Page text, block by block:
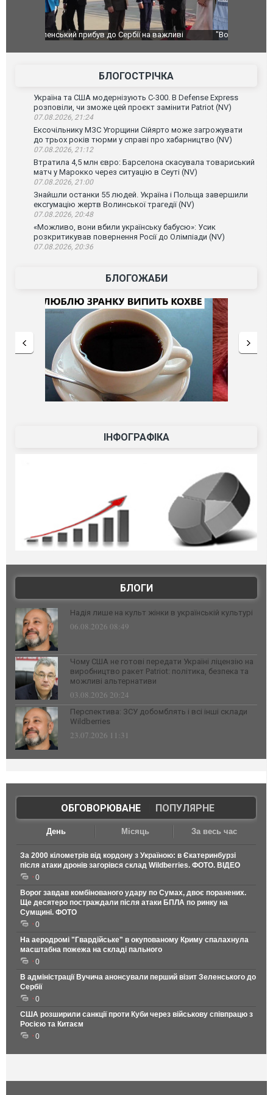
"Вони воюють, самі хочуть воювати, бо дурні": у
зневажливих слів про українських захисників.
В
порт: над
ВІДЕО
БЛОГОСТРІЧКА
Україна та США модернізують С-300. В Defense Express
розповіли, чи зможе цей проєкт замінити Patriot (NV)
07.08.2026, 21:24
Ексочільнику МЗС Угорщини Сійярто може загрожувати
до трьох років тюрми у справі про хабарництво (NV)
07.08.2026, 21:12
Втратила 4,5 млн євро: Барселона скасувала товариський
матч у Марокко через ситуацію в Сеуті (NV)
07.08.2026, 21:00
Знайшли останки 55 людей. Україна і Польща завершили
ексгумацію жертв Волинської трагедії (NV)
07.08.2026, 20:48
«Можливо, вони вбили українську бабусю»: Усик
розкритикував повернення Росії до Олімпіади (NV)
07.08.2026, 20:36
БЛОГОЖАБИ
ІНФОГРАФІКА
БЛОГИ
Надія лише на культ жінки в українській культурі
06.08.2026 08:49
Чому США не готові передати Україні ліцензію на
виробництво ракет Patriot: політика, безпека та
можливі альтернативи
03.08.2026 20:24
Перспектива: ЗСУ добомблять і всі інші склади
Wildberries
23.07.2026 11:31
ОБГОВОРЮВАНЕ| ПОПУЛЯРНЕ
День Місяць За весь час
За 2000 кілометрів від кордону з Україною: в Єкатеринбурзі
після атаки дронів загорівся склад Wildberries. ФОТО. ВІДЕО
0
Ворог завдав комбінованого удару по Сумах, двоє поранених.
Ще десятеро постраждали після атаки БПЛА по ринку на
Сумщині. ФОТО
0
На аеродромі "Гвардійське" в окупованому Криму спалахнула
масштабна пожежа на складі пального
0
В адміністрації Вучича анонсували перший візит Зеленського до
Сербії
0
США розширили санкції проти Куби через військову співпрацю з
Росією та Китаєм
0